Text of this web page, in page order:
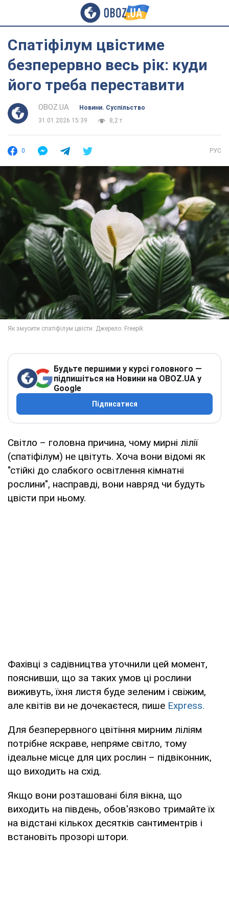
Спатіфілум цвістиме
безперервно весь рік: куди
його треба переставити
OBOZ.UA
Новини. Суспільство
31.01.2026 15:39
8,2 т.
0 РУС
Будьте першими у курсі головного —
підпишіться на Новини на OBOZ.UA у
Google
Підписатися
Світло – головна причина, чому мирні лілії
(спатіфілум) не цвітуть. Хоча вони відомі як
"стійкі до слабкого освітлення кімнатні
рослини", насправді, вони навряд чи будуть
цвісти при ньому.
Фахівці з садівництва уточнили цей момент,
пояснивши, що за таких умов ці рослини
виживуть, їхня листя буде зеленим і свіжим,
але квітів ви не дочекаєтеся, пише Express.
Для безперервного цвітіння мирним ліліям
потрібне яскраве, непряме світло, тому
ідеальне місце для цих рослин – підвіконник,
що виходить на схід.
Якщо вони розташовані біля вікна, що
виходить на південь, обов'язково тримайте їх
на відстані кількох десятків сантиментрів і
встановіть прозорі штори.